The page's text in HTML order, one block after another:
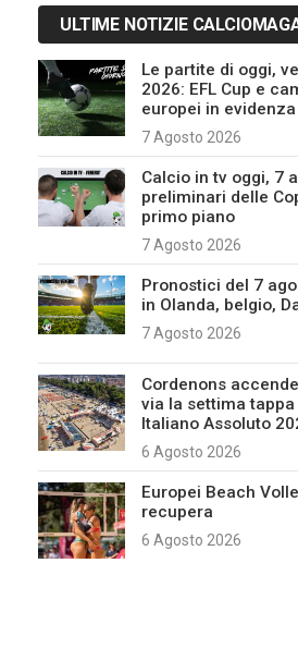
ULTIME NOTIZIE
Le partite di oggi,
2026: EFL Cup e
europei in evidenza
7 Agosto 2026
Calcio in tv oggi, 7
preliminari delle
primo piano
7 Agosto 2026
Pronostici del 7
in Olanda, belgio,
7 Agosto 2026
Cordenons
via la settima
Italiano Assoluto
6 Agosto 2026
Europei Beach
recupera
6 Agosto 2026